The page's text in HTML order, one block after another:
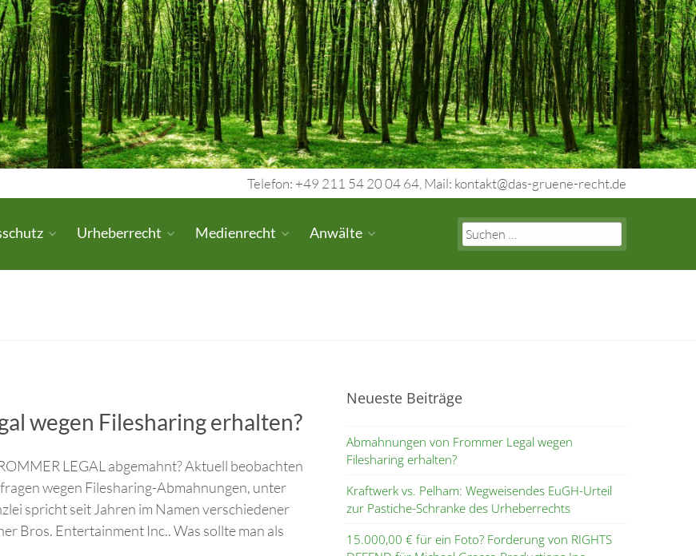
Telefon: +49 211 54 20 04 64, Mail: kontakt@das-gruene-recht.de
Search
for:
Urheberrecht Medienrecht Anwälte
wegen Filesharing erhalten?
LEGAL abgemahnt? Aktuell beobachten
wegen Filesharing-Abmahnungen, unter
spricht seit Jahren im Namen verschiedener
Bros. Entertainment Inc.. Was sollte man als
Neueste Beiträge
Abmahnungen von Frommer Legal wegen
Filesharing erhalten?
Kraftwerk vs. Pelham: Wegweisendes EuGH-Urteil
zur Pastiche-Schranke des Urheberrechts
15.000,00 € für ein Foto? Forderung von RIGHTS